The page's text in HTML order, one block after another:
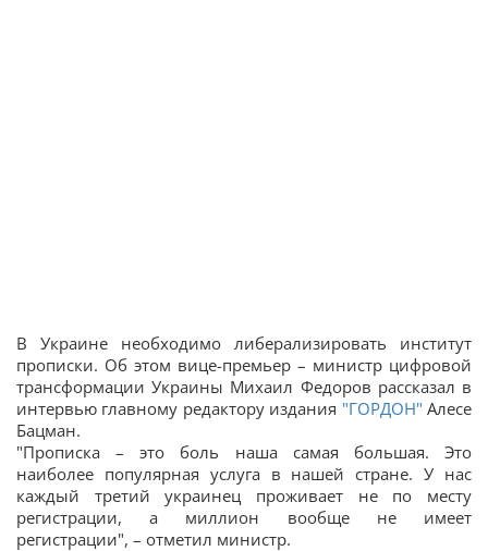
В Украине необходимо либерализировать институт
прописки. Об этом вице-премьер – министр цифровой
трансформации Украины Михаил Федоров рассказал в
интервью главному редактору издания "ГОРДОН" Алесе
Бацман.
"Прописка – это боль наша самая большая. Это
наиболее популярная услуга в нашей стране. У нас
каждый третий украинец проживает не по месту
регистрации, а миллион вообще не имеет
регистрации", – отметил министр.